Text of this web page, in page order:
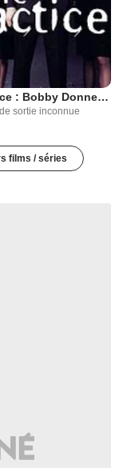
The Practice : Bobby Donnell & associés
sortie inconnue
films / séries